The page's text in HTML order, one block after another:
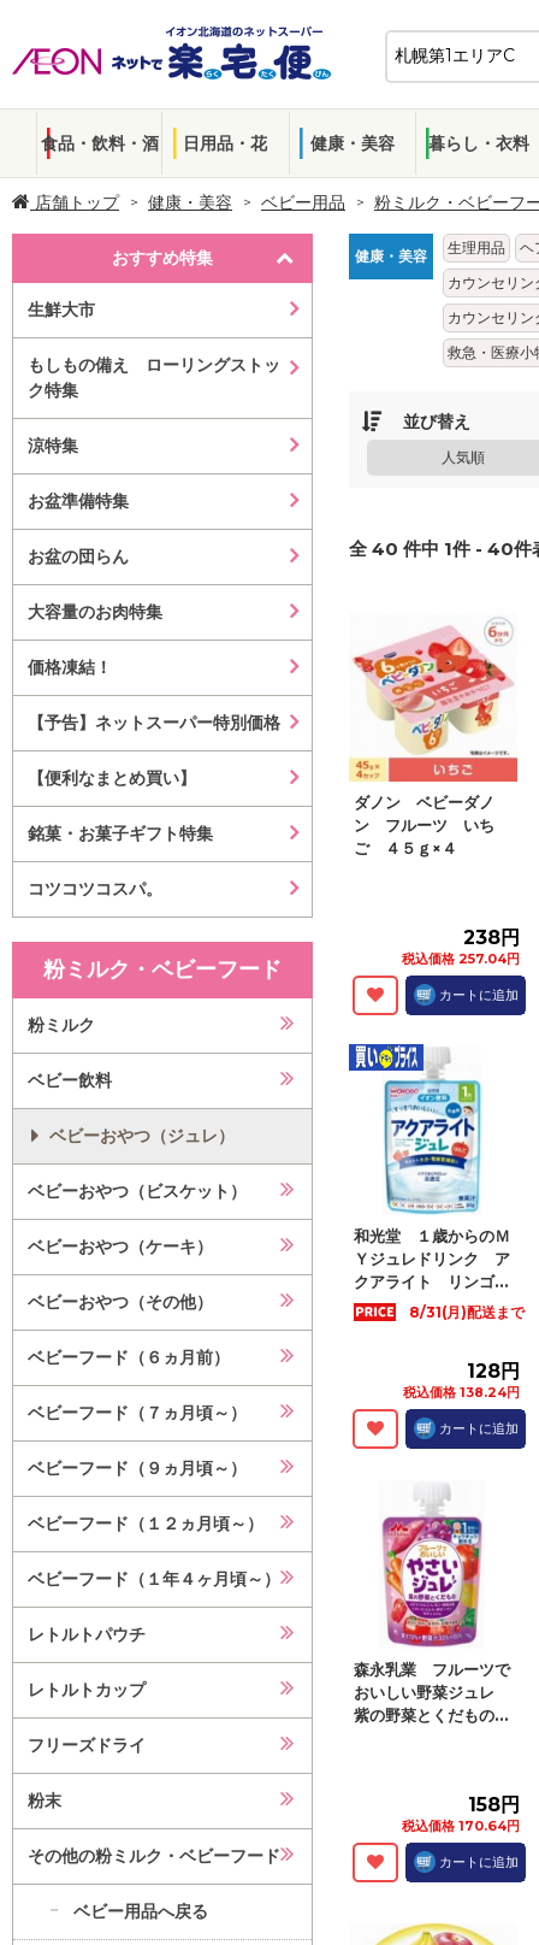
食品・飲料・酒 日用品・花 健康・美容 暮らし・衣料
店舗トップ 健康・美容 ベビー用品 粉ミルク・ベビーフ
おすすめ特集
生鮮大市
もしもの備え ローリングストッ
ク特集
涼特集
お盆準備特集
お盆の団らん
大容量のお肉特集
価格凍結！
【予告】ネットスーパー特別価格
【便利なまとめ買い】
銘菓・お菓子ギフト特集
コツコツコスパ。
粉ミルク・ベビーフード
粉ミルク
ベビー飲料
ベビーおやつ（ジュレ）
ベビーおやつ（ビスケット）
ベビーおやつ（ケーキ）
ベビーおやつ（その他）
ベビーフード（６ヵ月前）
ベビーフード（７ヵ月頃～）
ベビーフード（９ヵ月頃～）
ベビーフード（１２ヵ月頃～）
ベビーフード（１年４ヶ月頃～）
レトルトパウチ
レトルトカップ
フリーズドライ
粉末
その他の粉ミルク・ベビーフード
ベビー用品へ戻る
健康・美容 生理用品
ヘ
カウンセリ
カウンセリ
救急・医療小
並び替え
人気順
全40 件中 1件 - 40件
ダノン ベビーダノ
ン フルーツ いち
ご ４５ｇ×４
238円
税込価格 257.04円
カートに追加
和光堂 １歳からのＭ
Ｙジュレドリンク ア
クアライト リンゴ...
8/31(月)配送まで
128円
税込価格 138.24円
カートに追加
森永乳業 フルーツで
おいしい野菜ジュレ
紫の野菜とくだもの...
158円
税込価格 170.64円
カートに追加